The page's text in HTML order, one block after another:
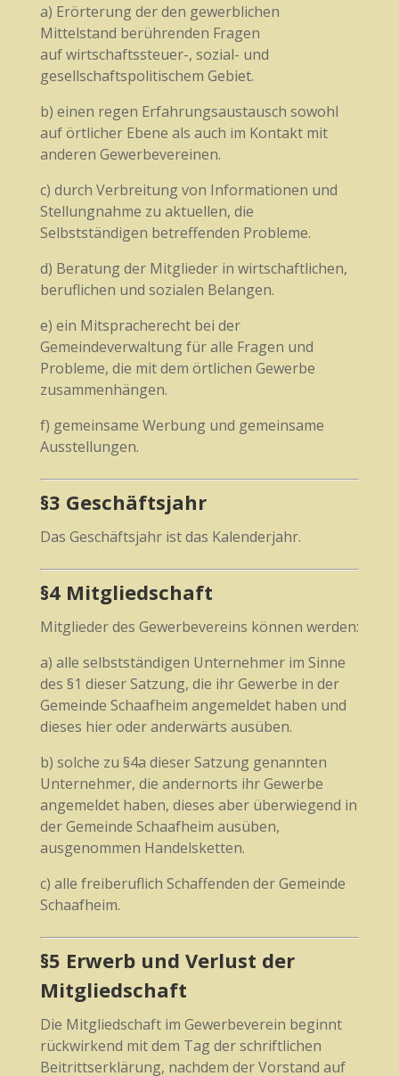
a) Erörterung der den gewerblichen
Mittelstand berührenden Fragen
auf wirtschaftssteuer-, sozial- und
gesellschaftspolitischem Gebiet.
b) einen regen Erfahrungsaustausch sowohl
auf örtlicher Ebene als auch im Kontakt mit
anderen Gewerbevereinen.
c) durch Verbreitung von Informationen und
Stellungnahme zu aktuellen, die
Selbstständigen betreffenden Probleme.
d) Beratung der Mitglieder in wirtschaftlichen,
beruflichen und sozialen Belangen.
e) ein Mitspracherecht bei der
Gemeindeverwaltung für alle Fragen und
Probleme, die mit dem örtlichen Gewerbe
zusammenhängen.
f) gemeinsame Werbung und gemeinsame
Ausstellungen.
§3 Geschäftsjahr
Das Geschäftsjahr ist das Kalenderjahr.
§4 Mitgliedschaft
Mitglieder des Gewerbevereins können werden:
a) alle selbstständigen Unternehmer im Sinne
des §1 dieser Satzung, die ihr Gewerbe in der
Gemeinde Schaafheim angemeldet haben und
dieses hier oder anderwärts ausüben.
b) solche zu §4a dieser Satzung genannten
Unternehmer, die andernorts ihr Gewerbe
angemeldet haben, dieses aber überwiegend in
der Gemeinde Schaafheim ausüben,
ausgenommen Handelsketten.
c) alle freiberuflich Schaffenden der Gemeinde
Schaafheim.
§5 Erwerb und Verlust der
Mitgliedschaft
Die Mitgliedschaft im Gewerbeverein beginnt
rückwirkend mit dem Tag der schriftlichen
Beitrittserklärung, nachdem der Vorstand auf